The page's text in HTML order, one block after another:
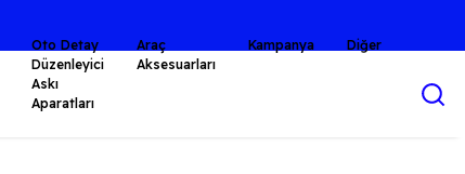
Oto Detay
Düzenleyici
Askı
Aparatları
Araç
Aksesuarları
Kampanya Diğer